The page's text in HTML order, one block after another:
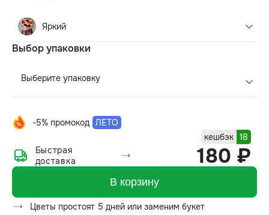
Яркий
Выбор упаковки
Выберите упаковку
-5% промокод ЛЕТО
кешбэк 18
180 ₽
Быстрая
доставка
В корзину
Цветы простоят 5 дней или заменим букет